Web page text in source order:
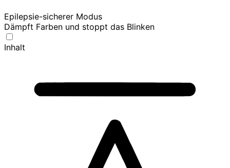
Epilepsie-sicherer Modus
Dämpft Farben und stoppt das Blinken
Inhalt